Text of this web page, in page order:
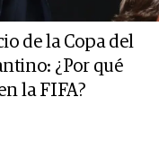
de la Copa del
¿Por qué
la FIFA?